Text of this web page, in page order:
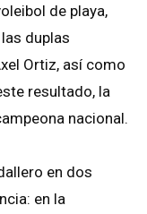
de playa,
duplas
Ortiz, así como
resultado, la
nacional.
en dos
en la